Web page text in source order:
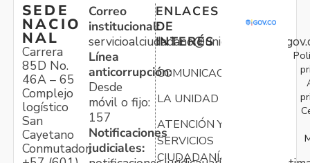
SEDE
NACIO
NAL
Carrera
85D No.
46A – 65
Complejo
logístico
San
Cayetano
Conmutador:
Correo
institucional:
Línea
anticorrupción:
Desde
móvil o fijo:
157
Notificaciones
judiciales:
ENLACES
DE
INTERÉS
COMUNICACIONES
LA UNIDAD
ATENCIÓN Y
SERVICIOS
CIUDADANÍA